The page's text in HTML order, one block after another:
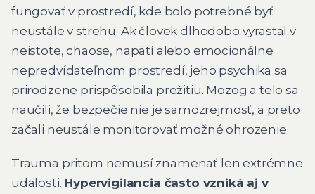
fungovať v prostredí, kde bolo potrebné byť
neustále v strehu. Ak človek dlhodobo vyrastal v
neistote, chaose, napätí alebo emocionálne
nepredvídateľnom prostredí, jeho psychika sa
prirodzene prispôsobila prežitiu. Mozog a telo sa
naučili, že bezpečie nie je samozrejmosť, a preto
začali neustále monitorovať možné ohrozenie.
Trauma pritom nemusí znamenať len extrémne
udalosti. Hypervigilancia často vzniká aj v